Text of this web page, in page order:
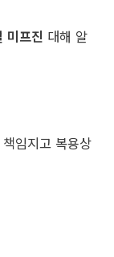
미프진 대해 알
임지고 복용상